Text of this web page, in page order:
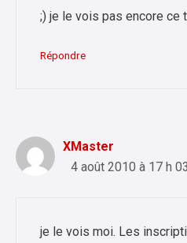
;) je le vois pas encore ce
Répondre
XMaster
4 août 2010 à 17 h
je le vois moi. Les